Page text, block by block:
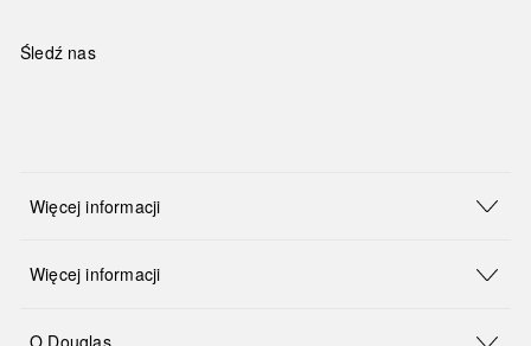
Śledź nas
Więcej informacji
Więcej informacji